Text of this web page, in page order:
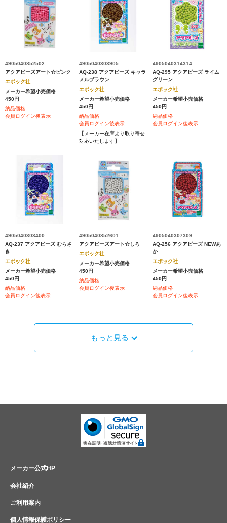
4905040852502
アクアビーズアート☆ピンク
エポック社
メーカー希望小売価格
450円
納品価格
会員ログイン後表示
4905040303905
AQ-238 アクアビーズ キャラ
メルブラウン
エポック社
メーカー希望小売価格
450円
納品価格
会員ログイン後表示
【メーカー在庫より取り寄せ
対応いたします】
4905040314314
AQ-295 アクアビーズ ライム
グリーン
エポック社
メーカー希望小売価格
450円
納品価格
会員ログイン後表示
4905040303400
AQ-237 アクアビーズ むらさ
き
エポック社
メーカー希望小売価格
450円
納品価格
会員ログイン後表示
4905040852601
アクアビーズアート☆しろ
エポック社
メーカー希望小売価格
450円
納品価格
会員ログイン後表示
4905040307309
AQ-256 アクアビーズ NEWあ
か
エポック社
メーカー希望小売価格
450円
納品価格
会員ログイン後表示
もっと見る
メーカー公式HP
会社紹介
ご利用案内
個人情報保護ポリシー